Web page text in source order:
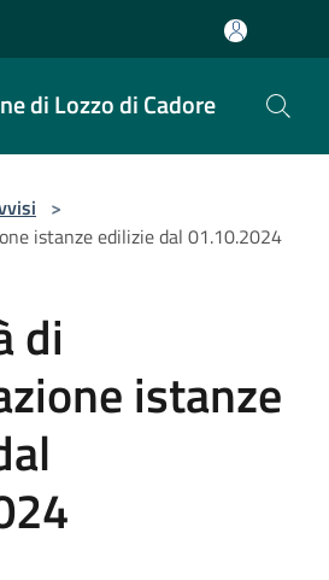
di Lozzo di Cadore
>
istanze edilizie dal 01.10.2024
di
istanze